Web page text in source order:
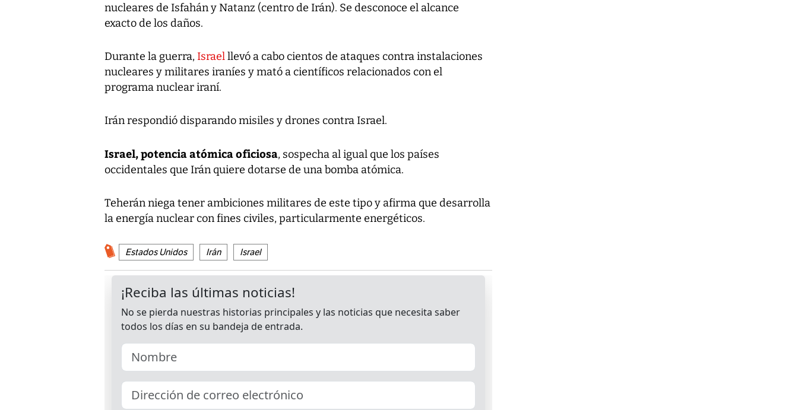
nucleares de Isfahán y Natanz (centro de Irán). Se desconoce el alcance
exacto de los daños.
Durante la guerra, Israelllevó a cabo cientos de ataques contra instalaciones
nucleares y militares iraníes y mató a científicos relacionados con el
programa nuclear iraní.
Irán respondió disparando misiles y drones contra Israel.
Israel, potencia atómica oficiosa, sospecha al igual que los países
occidentales que Irán quiere dotarse de una bomba atómica.
Teherán niega tener ambiciones militares de este tipo y afirma que desarrolla
la energía nuclear con fines civiles, particularmente energéticos.
Estados Unidos Irán Israel